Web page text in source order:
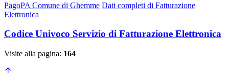
PagoPA Comune di Ghemme Dati completi di Fatturazione
Elettronica
Codice Univoco Servizio di Fatturazione Elettronica
Visite alla pagina: 164